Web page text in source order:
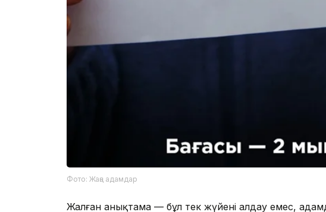
Фото: Жаңа адамдар
Жалған анықтама — бұл тек жүйені алдау емес,